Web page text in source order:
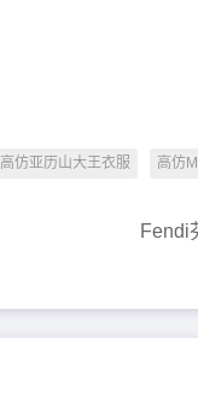
高仿亚历山大王衣服 高仿
Fendi